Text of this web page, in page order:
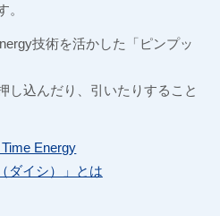
。
技術を活かした「ピンプッ
し込んだり、引いたりすること
Energy
ダイシ）」とは